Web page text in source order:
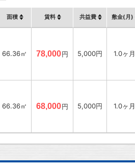
面積 賃料 共益費 敷金(月)
66.36㎡ 78,000円 5,000円 1.0ヶ月
66.36㎡ 68,000円 5,000円 1.0ヶ月